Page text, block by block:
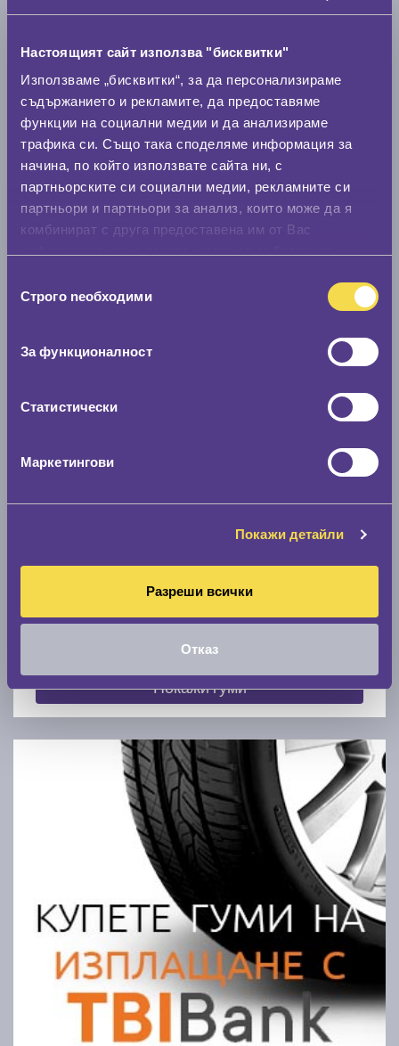
Настоящият сайт използва "бисквитки"
Използваме „бисквитки“, за да персонализираме
съдържанието и рекламите, да предоставяме
функции на социални медии и да анализираме
трафика си. Също така споделяме информация за
начина, по който използвате сайта ни, с
партньорските си социални медии, рекламните си
партньори и партньори за анализ, които може да я
комбинират с друга предоставена им от Вас
наСтрого nеобходими
За функционалност
Статистически
Маркетингови
Покажи детайли
Разреши всички
Отказ
Стар размер
По марка автомобил
Покажи гуми